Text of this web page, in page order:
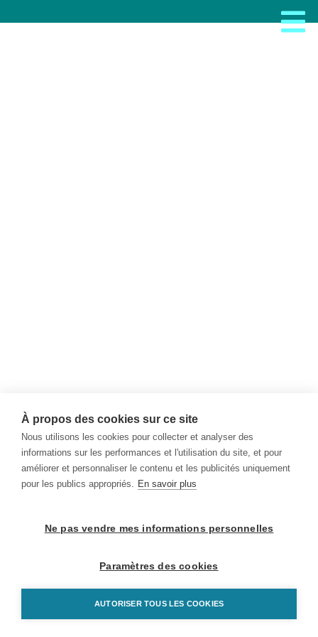
À propos des cookies sur ce site
Nous utilisons les cookies pour collecter et analyser des
informations sur les performances et l'utilisation du site, et pour
améliorer et personnaliser le contenu et les publicités uniquement
pour les publics appropriés. En savoir plus
Ne pas vendre mes informations personnelles
Paramètres des cookies
AUTORISER TOUS LES COOKIES